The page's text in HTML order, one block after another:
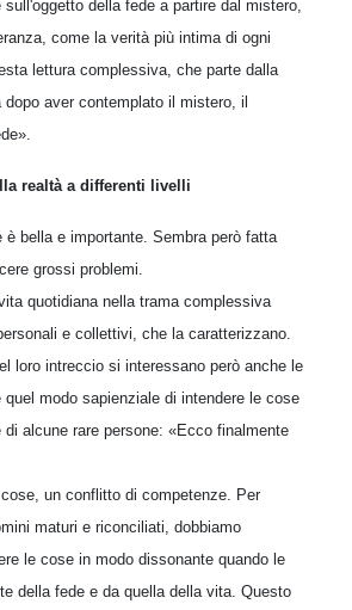
della fede a partire dal mistero,
come la verità più intima di ogni
lettura complessiva, che parte dalla
aver contemplato il mistero, il
realtà a differenti livelli
è bella e importante. Sembra però fatta
grossi problemi.
quotidiana nella trama complessiva
e collettivi, che la caratterizzano.
loro intreccio si interessano però anche le
modo sapienziale di intendere le cose
alcune rare persone: «Ecco finalmente
un conflitto di competenze. Per
maturi e riconciliati, dobbiamo
le cose in modo dissonante quando le
della fede e da quella della vita. Questo